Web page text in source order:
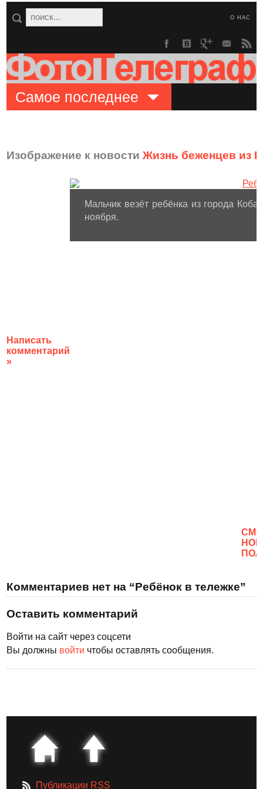
О НАС
Самое последнее
Изображение к новостиЖизнь беженцев из
Написать
комментарий
»
Мальчик везёт ребёнка из города
ноября.
Комментариев нет на “Ребёнок в тележке”
Оставить комментарий
Войти на сайт через соцсети
Вы должны войти чтобы оставлять сообщения.
Публикации RSS